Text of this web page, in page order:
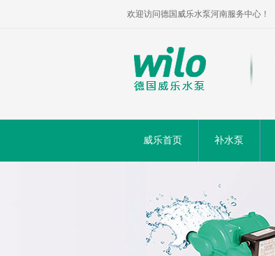
欢迎访问德国威乐水泵河南服务中心！
威乐首页 补水泵